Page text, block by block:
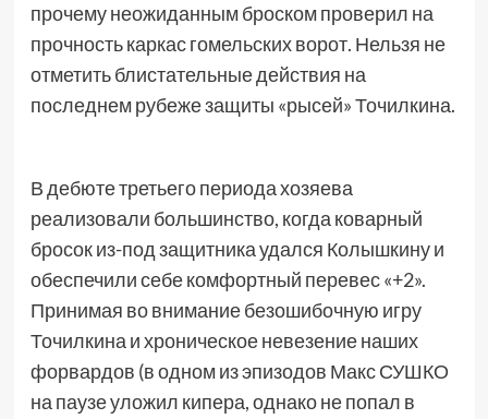
прочему неожиданным броском проверил на
прочность каркас гомельских ворот. Нельзя не
отметить блистательные действия на
последнем рубеже защиты «рысей» Точилкина.
В дебюте третьего периода хозяева
реализовали большинство, когда коварный
бросок из-под защитника удался Колышкину и
обеспечили себе комфортный перевес «+2».
Принимая во внимание безошибочную игру
Точилкина и хроническое невезение наших
форвардов (в одном из эпизодов Макс СУШКО
на паузе уложил кипера, однако не попал в